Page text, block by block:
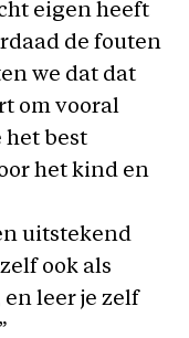
eigen heeft
de fouten
we dat dat
om vooral
het best
het kind en
uitstekend
ook als
en leer je zelf